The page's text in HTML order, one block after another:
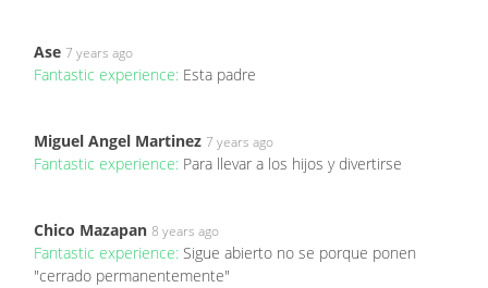
Ase 7 years ago
Fantastic experience: Esta padre
Miguel Angel Martinez 7 years ago
Fantastic experience: Para llevar a los hijos y divertirse
Chico Mazapan 8 years ago
Fantastic experience: Sigue abierto no se porque ponen
"cerrado permanentemente"